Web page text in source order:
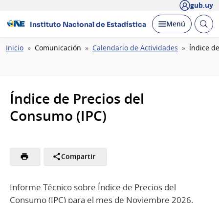
gub.uy
Instituto Nacional de Estadística Desplegar
Menú Abrir
Ruta
Inicio Comunicación Calendario de Actividades Índice
Índice de Precios del
Consumo (IPC)
Compartir
Informe Técnico sobre Índice de Precios del
Consumo (IPC) para el mes de Noviembre 2026.